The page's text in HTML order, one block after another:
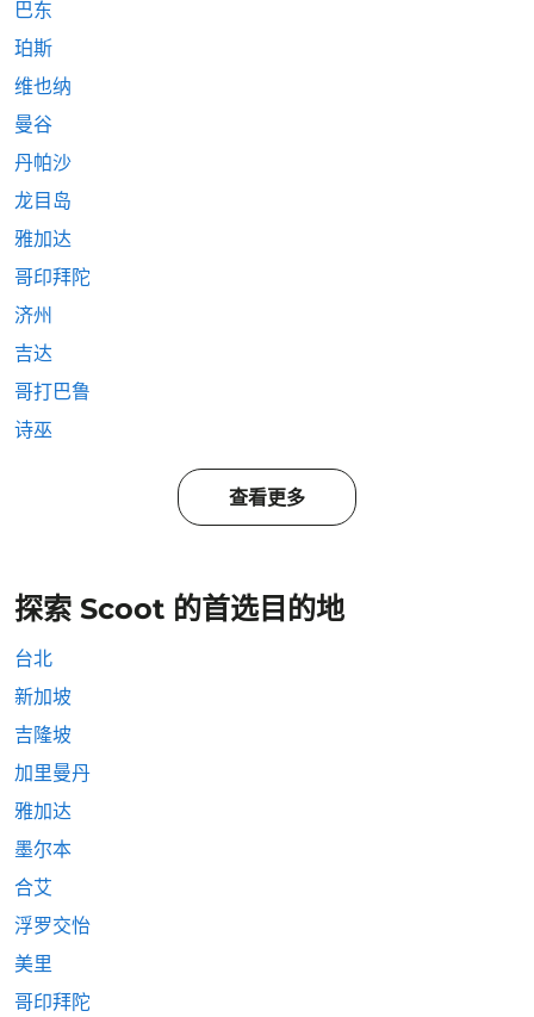
巴东
珀斯
维也纳
曼谷
丹帕沙
龙目岛
雅加达
哥印拜陀
济州
吉达
哥打巴鲁
诗巫
查看更多
探索 Scoot 的首选目的地
台北
新加坡
吉隆坡
加里曼丹
雅加达
墨尔本
合艾
浮罗交怡
美里
哥印拜陀